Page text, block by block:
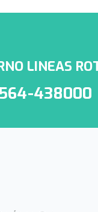
LINEAS
438000